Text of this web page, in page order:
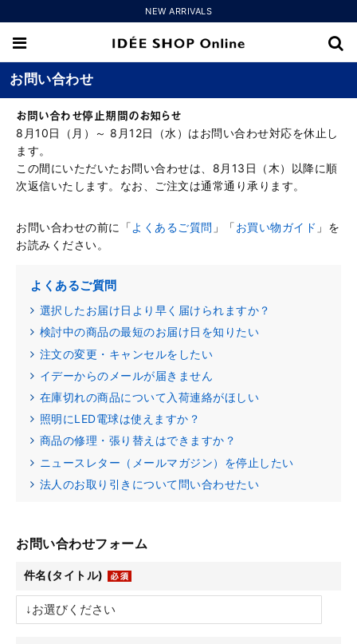
NEW ARRIVALS
お問い合わせ
お問い合わせ停止期間のお知らせ
8月10日（月）～ 8月12日（水）はお問い合わせ対応を休止し
ます。
この間にいただいたお問い合わせは、8月13日（木）以降に順
次返信いたします。なお、ご注文は通常通り承ります。
お問い合わせの前に「よくあるご質問 」「お買い物ガイド 」を
お読みください。
よくあるご質問
選択したお届け日より早く届けられますか？
検討中の商品の最短のお届け日を知りたい
注文の変更・キャンセルをしたい
イデーからのメールが届きません
在庫切れの商品について入荷連絡がほしい
照明にLED電球は使えますか？
商品の修理・張り替えはできますか？
ニュースレター（メールマガジン）を停止したい
法人のお取り引きについて問い合わせたい
お問い合わせフォーム
件名(タイトル)